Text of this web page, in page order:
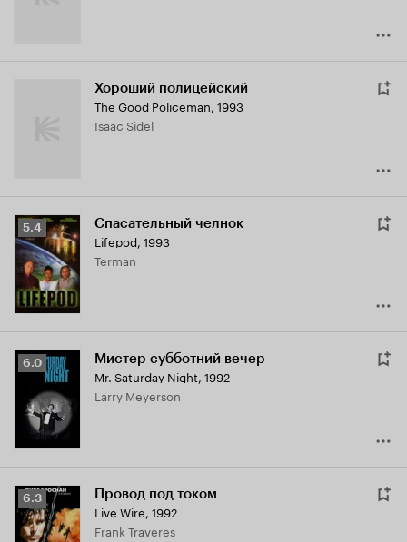
Хороший полицейский
The Good Policeman, 1993
Isaac Sidel
Рейтинг
Кинопоиска
5.4
5.4 Спасательный челнок
Lifepod, 1993
Terman
Рейтинг
Кинопоиска
6.0
6.0 Мистер субботний вечер
Mr. Saturday Night, 1992
Larry Meyerson
Рейтинг
Кинопоиска
6.3
6.3 Провод под током
Live Wire, 1992
Frank Traveres